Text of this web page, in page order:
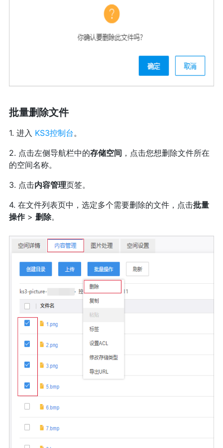
批量删除文件
1. 进入 KS3控制台。
2. 点击左侧导航栏中的存储空间 ，点击您想删除文件所在
的空间名称。
3. 点击内容管理页签。
4. 在文件列表页中，选定多个需要删除的文件，点击批量
操作> 删除。